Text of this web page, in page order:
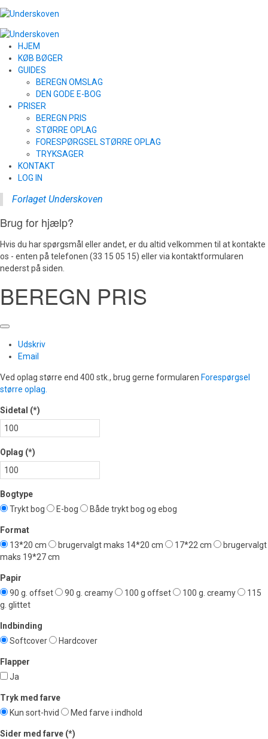
HJEM
KØB BØGER
GUIDES
BEREGN OMSLAG
DEN GODE E-BOG
PRISER
BEREGN PRIS
STØRRE OPLAG
FORESPØRGSEL STØRRE OPLAG
TRYKSAGER
KONTAKT
LOG IN
Forlaget Underskoven
Brug for hjælp?
Hvis du har spørgsmål eller andet, er du altid velkommen til at kontakte
os - enten på telefonen (33 15 05 15) eller via kontaktformularen
nederst på siden.
BEREGN PRIS
Udskriv
Email
Ved oplag større end 400 stk., brug gerne formularen Forespørgsel
større oplag.
Sidetal (*)
Oplag (*)
Bogtype
Trykt bog
E-bog Både trykt bog og ebog
Format
13*20 cm
brugervalgt maks 14*20 cm 17*22 cm
brugervalgt
maks 19*27 cm
Papir
90 g. offset
90 g. creamy 100 g offset 100 g. creamy
115
g. glittet
Indbinding
Softcover
Hardcover
Flapper
Ja
Tryk med farve
Kun sort-hvid
Med farve i indhold
Sider med farve (*)